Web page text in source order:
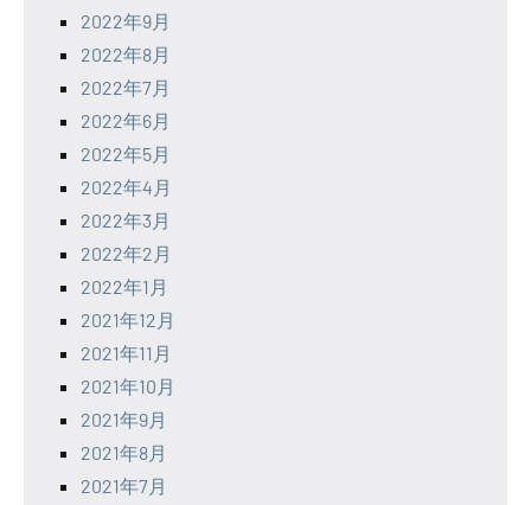
2022年9月
2022年8月
2022年7月
2022年6月
2022年5月
2022年4月
2022年3月
2022年2月
2022年1月
2021年12月
2021年11月
2021年10月
2021年9月
2021年8月
2021年7月